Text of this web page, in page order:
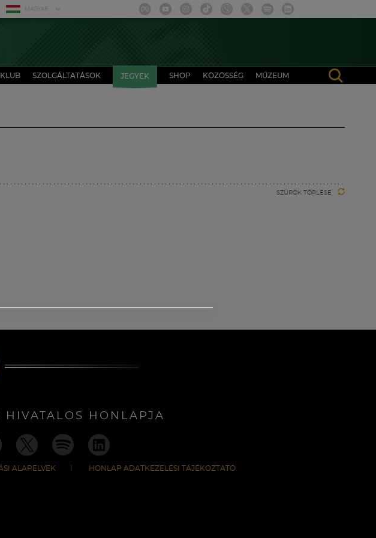
MAGYAR
KLUB SZOLGÁLTATÁSOK JEGYEK SHOP KÖZÖSSÉG MÚZEUM
SZŰRŐK TÖRLÉSE
HONLAPJA
ALAPELVEK HONLAP ADATKEZELÉSI TÁJÉKOZTATÓ